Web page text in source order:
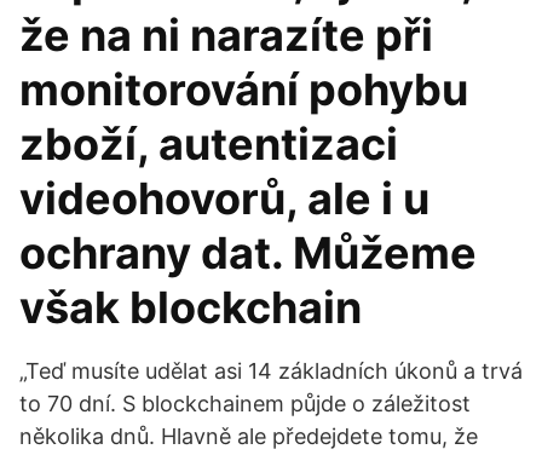
že na ni narazíte při
monitorování pohybu
zboží, autentizaci
videohovorů, ale i u
ochrany dat. Můžeme
však blockchain
„Teď musíte udělat asi 14 základních úkonů a trvá
to 70 dní. S blockchainem půjde o záležitost
několika dnů. Hlavně ale předejdete tomu, že